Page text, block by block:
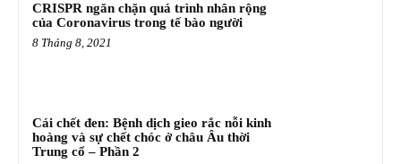
CRISPR ngăn chặn quá trình nhân rộng
của Coronavirus trong tế bào người
8 Tháng 8, 2021
Cái chết đen: Bệnh dịch gieo rắc nỗi kinh
hoàng và sự chết chóc ở châu Âu thời
Trung cổ – Phần 2